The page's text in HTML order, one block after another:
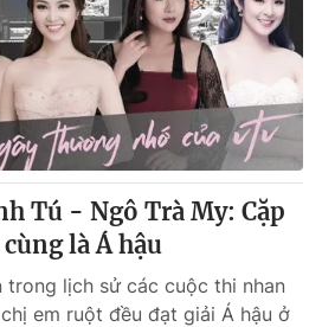
Tú - Ngô Trà My: Cặp
là Á hậu
trong lịch sử các cuộc thi nhan
em ruột đều đạt giải Á hậu ở